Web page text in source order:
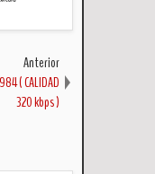
Anterior
( CALIDAD
320 kbps )